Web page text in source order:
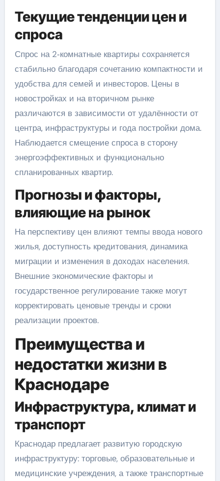
Текущие тенденции цен и
спроса
Спрос на 2‑комнатные квартиры сохраняется
стабильно благодаря сочетанию компактности и
удобства для семей и инвесторов. Цены в
новостройках и на вторичном рынке
различаются в зависимости от удалённости от
центра, инфраструктуры и года постройки дома.
Наблюдается смещение спроса в сторону
энергоэффективных и функционально
спланированных квартир.
Прогнозы и факторы,
влияющие на рынок
На перспективу цен влияют темпы ввода нового
жилья, доступность кредитования, динамика
миграции и изменения в доходах населения.
Внешние экономические факторы и
государственное регулирование также могут
корректировать ценовые тренды и сроки
реализации проектов.
Преимущества и
недостатки жизни в
Краснодаре
Инфраструктура, климат и
транспорт
Краснодар предлагает развитую городскую
инфраструктуру: торговые, образовательные и
медицинские учреждения, а также транспортные